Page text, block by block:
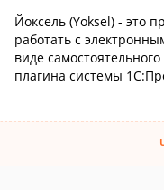
Йоксель (Yoksel) - это
работать с
виде
плагина системы